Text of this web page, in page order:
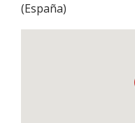
(España)